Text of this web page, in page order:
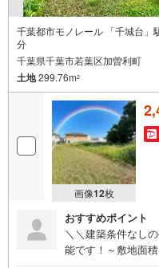
千葉都市モノレール 「千城台」
分
千葉県千葉市若葉区加曽利町
土地299.76m2
画像12枚
おすすめポイント
＼＼建築条件なし
能です！～敷地面